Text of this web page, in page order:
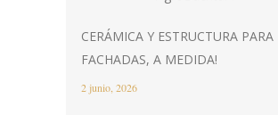
CERÁMICA Y ESTRUCTURA PARA
FACHADAS, A MEDIDA!
2 junio, 2026